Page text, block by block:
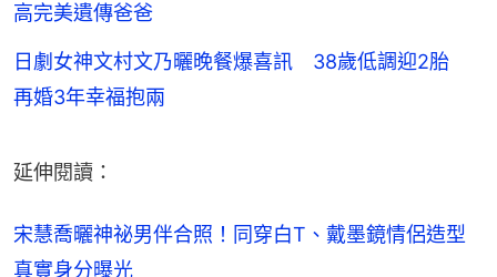
高完美遺傳爸爸
日劇女神文村文乃曬晚餐爆喜訊 38歲低調迎2胎
再婚3年幸福抱兩
延伸閱讀：
宋慧喬曬神祕男伴合照！同穿白T、戴墨鏡情侶造型
真實身分曝光